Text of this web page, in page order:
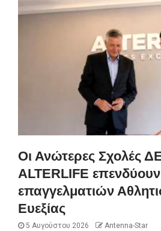
Οι Ανώτερες Σχολές
ALTERLIFE
επαγγελματιών
Ευεξίας
5 Αυγούστου 2026 Antenna-Star